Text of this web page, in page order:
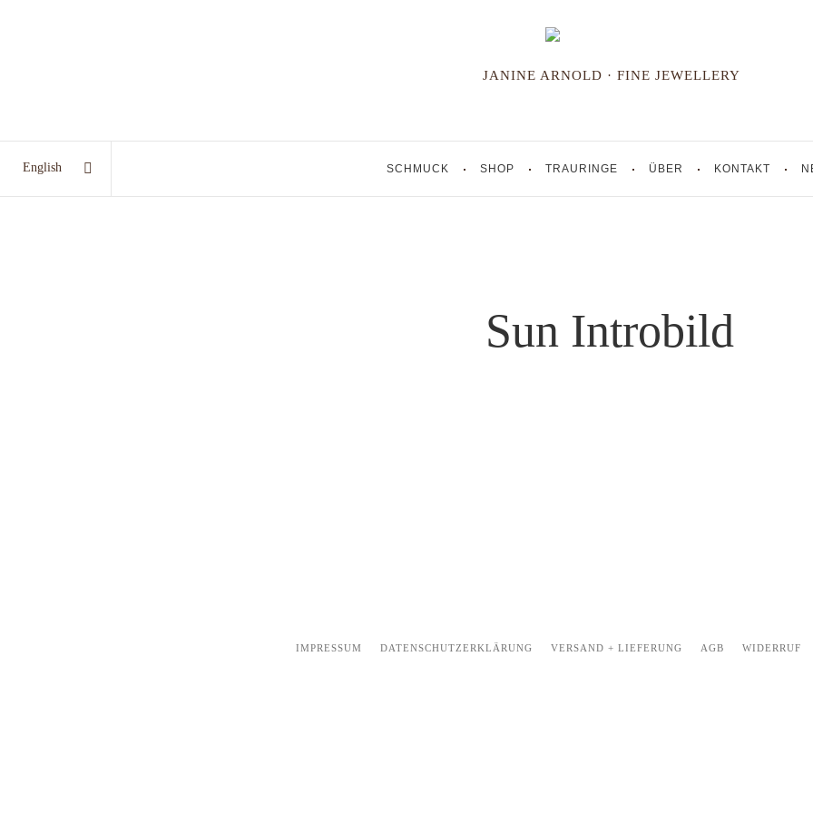
JANINE ARNOLD · FINE JEWELLERY
English SCHMUCK SHOP TRAURINGE ÜBER KONTAKT
Sun Introbild
IMPRESSUM DATENSCHUTZERKLÄRUNG VERSAND + LIEFERUNG AGB WIDERRUF